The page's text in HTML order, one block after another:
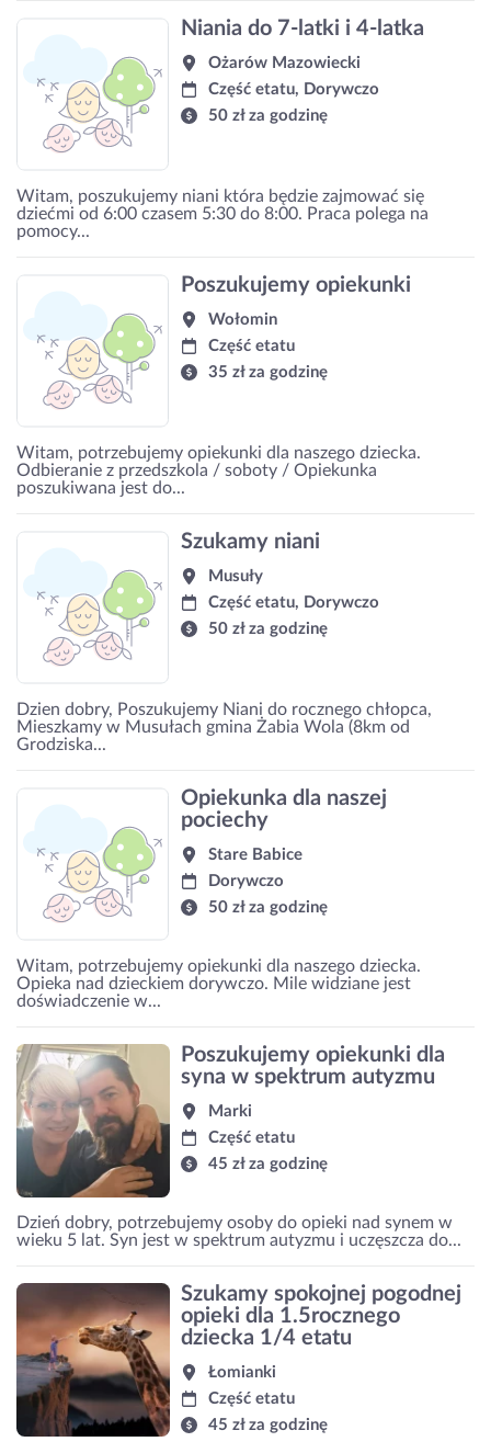
Niania do 7-latki i 4-latka
Ożarów Mazowiecki
Część etatu, Dorywczo
50 zł za godzinę
Witam, poszukujemy niani która będzie zajmować się
dziećmi od 6:00 czasem 5:30 do 8:00. Praca polega na
pomocy...
Poszukujemy opiekunki
Wołomin
Część etatu
35 zł za godzinę
Witam, potrzebujemy opiekunki dla naszego dziecka.
Odbieranie z przedszkola / soboty / Opiekunka
poszukiwana jest do...
Szukamy niani
Musuły
Część etatu, Dorywczo
50 zł za godzinę
Dzien dobry, Poszukujemy Niani do rocznego chłopca,
Mieszkamy w Musułach gmina Żabia Wola (8km od
Grodziska...
Opiekunka dla naszej
pociechy
Stare Babice
Dorywczo
50 zł za godzinę
Witam, potrzebujemy opiekunki dla naszego dziecka.
Opieka nad dzieckiem dorywczo. Mile widziane jest
doświadczenie w...
Poszukujemy opiekunki dla
syna w spektrum autyzmu
Marki
Część etatu
45 zł za godzinę
Dzień dobry, potrzebujemy osoby do opieki nad synem w
wieku 5 lat. Syn jest w spektrum autyzmu i uczęszcza do...
Szukamy spokojnej pogodnej
opieki dla 1.5rocznego
dziecka 1/4 etatu
Łomianki
Część etatu
45 zł za godzinę